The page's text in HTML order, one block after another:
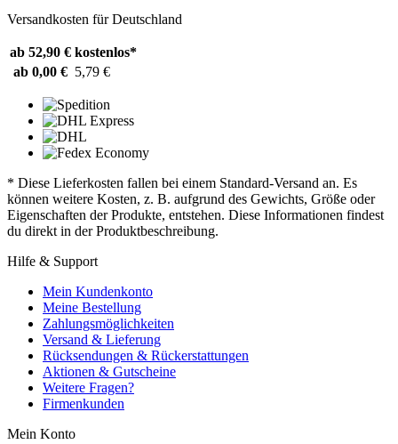
Versandkosten für Deutschland
ab 52,90 € kostenlos*
ab 0,00 € 5,79 €
* Diese Lieferkosten fallen bei einem Standard-Versand an. Es
können weitere Kosten, z. B. aufgrund des Gewichts, Größe oder
Eigenschaften der Produkte, entstehen. Diese Informationen findest
du direkt in der Produktbeschreibung.
Hilfe & Support
Mein Kundenkonto
Meine Bestellung
Zahlungsmöglichkeiten
Versand & Lieferung
Rücksendungen & Rückerstattungen
Aktionen & Gutscheine
Weitere Fragen?
Firmenkunden
Mein Konto